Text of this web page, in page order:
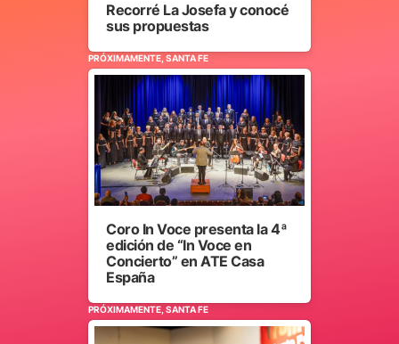
Recorré La Josefa y conocé
sus propuestas
PRÓXIMAMENTE, SANTA FE
Coro In Voce presenta la 4ª
edición de “In Voce en
Concierto” en ATE Casa
España
PRÓXIMAMENTE, SANTA FE